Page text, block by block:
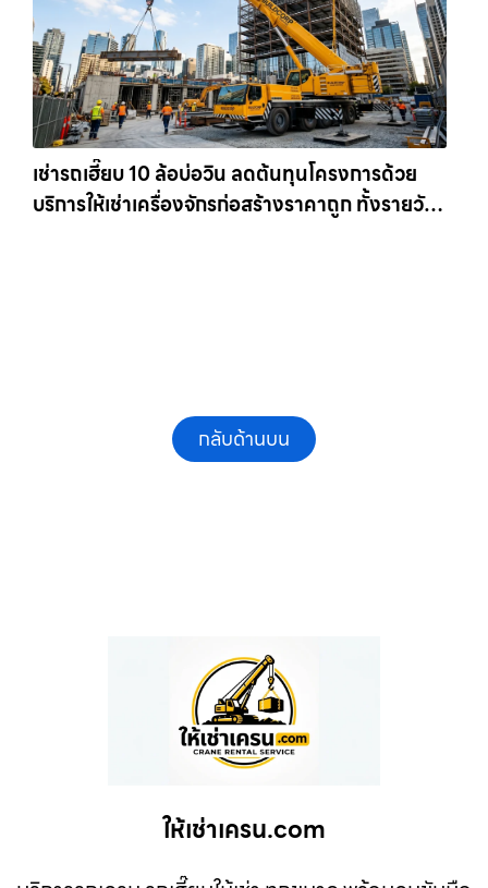
เช่ารถเฮี๊ยบ 10 ล้อบ่อวิน ลดต้นทุนโครงการด้วย
บริการให้เช่าเครื่องจักรก่อสร้างราคาถูก ทั้งรายวัน
กลับด้านบน
ให้เช่าเครน.com